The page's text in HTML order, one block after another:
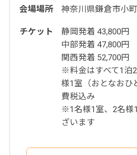
会場場所 神奈川県鎌倉市小
チケット
静岡発着 43,800円
中部発着 47,800円
関西発着 52,700円
※料金はすべて1泊
様1室（おとなおひ
費税込み
※1名様1室、2名様
ざいます